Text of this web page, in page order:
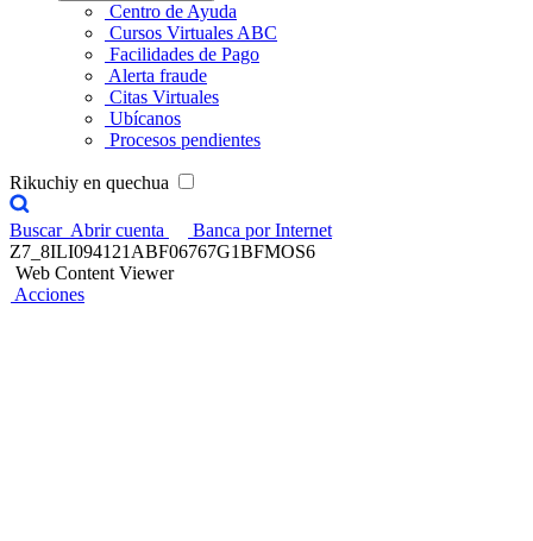
Centro de Ayuda
Cursos Virtuales ABC
Facilidades de Pago
Alerta fraude
Citas Virtuales
Ubícanos
Procesos pendientes
Rikuchiy en quechua
Buscar Abrir cuenta
Banca por Internet
Z7_8ILI094121ABF06767G1BFMOS6
Web Content Viewer
Acciones